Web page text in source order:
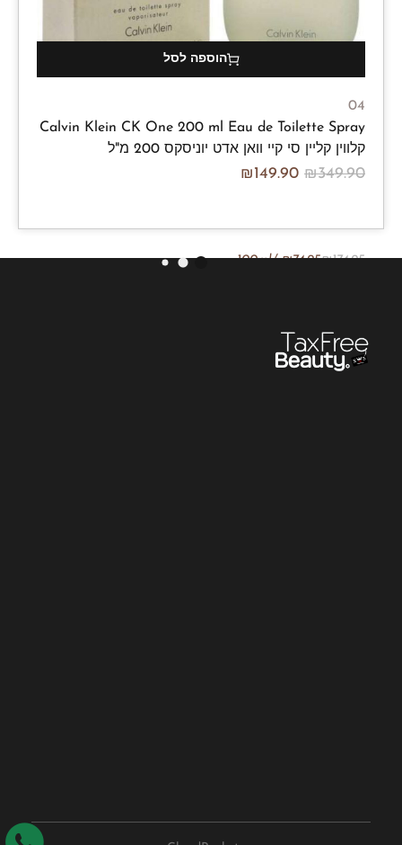
הוספה לסל
04
Calvin Klein CK One 200 ml Eau de Toilette Spray
קלווין קליין סי קיי וואן אדט יוניסקס 200 מ"ל
₪349.90
₪149.90
₪174.95
₪74.95
/100ml